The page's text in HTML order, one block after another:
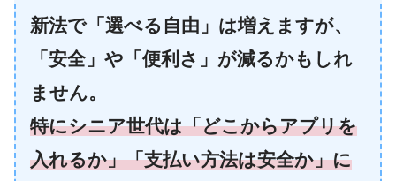
新法で「選べる自由」は増えますが、
「安全」や「便利さ」が減るかもしれ
ません。
特にシニア世代は「どこからアプリを
入れるか」「支払い方法は安全か」に